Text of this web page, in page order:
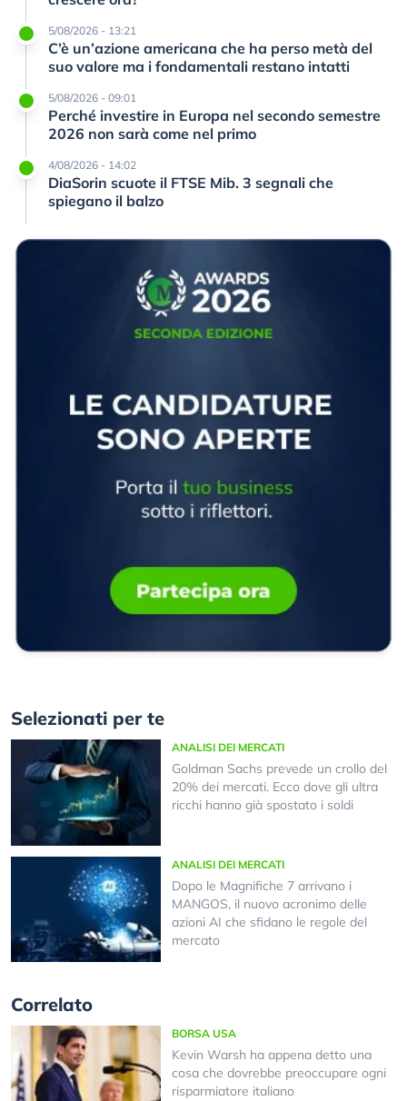
5/08/2026 - 13:21
C’è un’azione americana che ha perso metà del
suo valore ma i fondamentali restano intatti
5/08/2026 - 09:01
Perché investire in Europa nel secondo semestre
2026 non sarà come nel primo
4/08/2026 - 14:02
DiaSorin scuote il FTSE Mib. 3 segnali che
spiegano il balzo
Selezionati per te
ANALISI DEI MERCATI
Goldman Sachs prevede un crollo del
20% dei mercati. Ecco dove gli ultra
ricchi hanno già spostato i soldi
ANALISI DEI MERCATI
Dopo le Magnifiche 7 arrivano i
MANGOS, il nuovo acronimo delle
azioni AI che sfidano le regole del
mercato
Correlato
BORSA USA
Kevin Warsh ha appena detto una
cosa che dovrebbe preoccupare ogni
risparmiatore italiano